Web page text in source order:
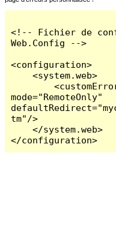
<!-- Fichier de
Web.Config -->
<configuration>
    <system.web>
        <customErrors
mode="RemoteOnly"
tm"/>
    </system.web>
</configuration>